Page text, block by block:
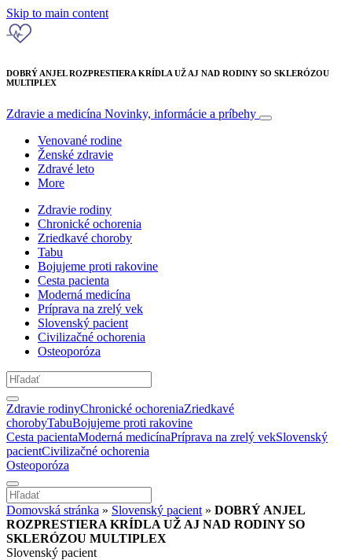
Skip to main content
DOBRÝ ANJEL ROZPRESTIERA KRÍDLA UŽ AJ NAD RODINY SO SKLERÓZOU
MULTIPLEX
Zdravie a medicína Novinky, informácie a príbehy
Venované rodine
Ženské zdravie
Zdravé leto
More
Zdravie rodiny
Chronické ochorenia
Zriedkavé choroby
Tabu
Bojujeme proti rakovine
Cesta pacienta
Moderná medicína
Príprava na zrelý vek
Slovenský pacient
Civilizačné ochorenia
Osteoporóza
Zdravie rodinyChronické ochoreniaZriedkavé
chorobyTabuBojujeme proti rakovine
Cesta pacientaModerná medicínaPríprava na zrelý vekSlovenský
pacientCivilizačné ochorenia
Osteoporóza
Domovská stránka » Slovenský pacient » DOBRÝ ANJEL
ROZPRESTIERA KRÍDLA UŽ AJ NAD RODINY SO
SKLERÓZOU MULTIPLEX
Slovenský pacient